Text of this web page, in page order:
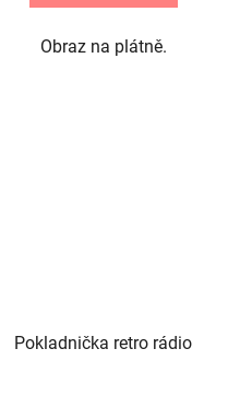
Obraz na plátně.
Pokladnička retro rádio